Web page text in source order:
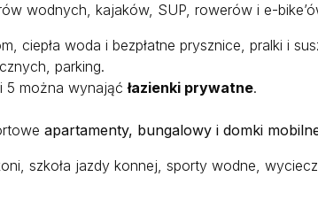
wodnych, kajaków, SUP, rowerów i e-
ciepła woda i bezpłatne prysznice, pralki i
parking.
5 można wynająćłazienki prywatne.
apartamenty, bungalowy i domki
szkoła jazdy konnej, sporty wodne,